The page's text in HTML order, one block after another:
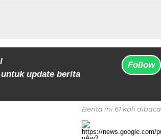
update berita
Follow
Berita ini 61 kali dibaca